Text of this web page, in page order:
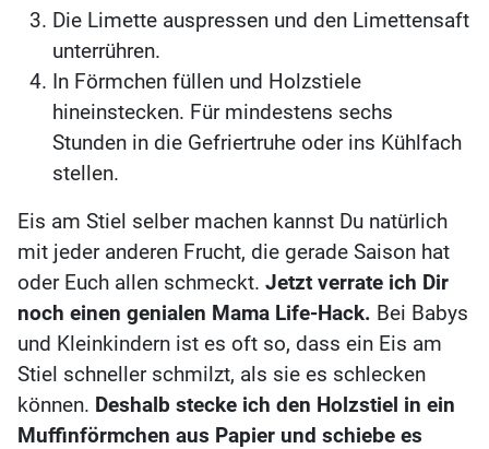
Die Limette auspressen und den Limettensaft
unterrühren.
In Förmchen füllen und Holzstiele
hineinstecken. Für mindestens sechs
Stunden in die Gefriertruhe oder ins Kühlfach
stellen.
Eis am Stiel selber machen kannst Du natürlich
mit jeder anderen Frucht, die gerade Saison hat
oder Euch allen schmeckt. Jetzt verrate ich Dir
noch einen genialen Mama Life-Hack. Bei Babys
und Kleinkindern ist es oft so, dass ein Eis am
Stiel schneller schmilzt, als sie es schlecken
können. Deshalb stecke ich den Holzstiel in ein
Muffinförmchen aus Papier und schiebe es